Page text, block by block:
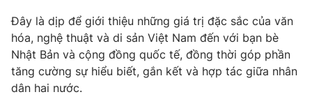
Nhân vật
Khán giả
Giải sao mai
Âm nhạc
Sao
Đời sống
Du lịch
Làm đẹp
Giáo dục
Tuyển sinh
Công nghệ
Đây là dịp để giới thiệu những giá trị đặc sắc của văn
hóa, nghệ thuật và di sản Việt Nam đến với bạn bè
Nhật Bản và cộng đồng quốc tế, đồng thời góp phần
tăng cường sự hiểu biết, gắn kết và hợp tác giữa nhân
dân hai nước.